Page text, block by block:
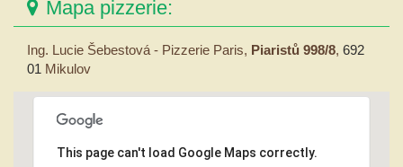
Mapa pizzerie:
Ing. Lucie Šebestová - Pizzerie Paris, Piaristů 998/8, 692
01 Mikulov
This page can't load Google Maps correctly.